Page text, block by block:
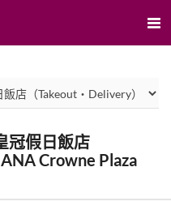
冠假日飯店
Crowne Plaza